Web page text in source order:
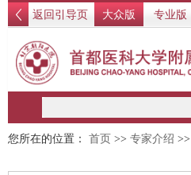
返回引导页 大众版 专业版
您所在的位置： 首页 >> 专家介绍 >>